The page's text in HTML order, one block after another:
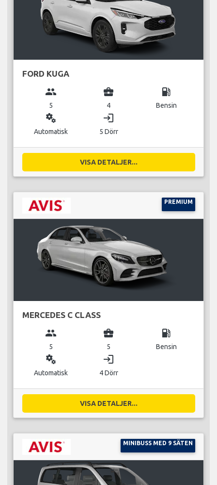
FORD KUGA
group
5
business_center
4
local_gas_station
Bensin
miscellaneous_services
Automatisk
login
5 Dörr
VISA DETALJER...
PREMIUM
MERCEDES C CLASS
group
5
business_center
5
local_gas_station
Bensin
miscellaneous_services
Automatisk
login
4 Dörr
VISA DETALJER...
MINIBUSS MED 9 SÄTEN